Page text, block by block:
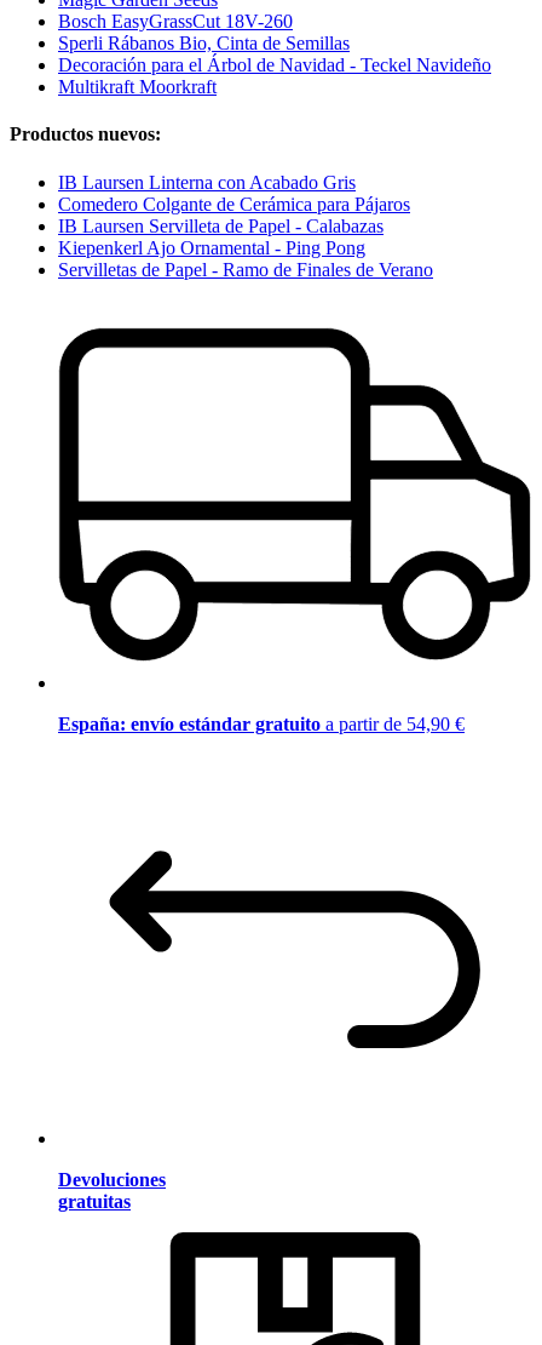
Bosch EasyGrassCut 18V-260
Sperli Rábanos Bio, Cinta de Semillas
Decoración para el Árbol de Navidad - Teckel Navideño
Multikraft Moorkraft
Productos nuevos:
IB Laursen Linterna con Acabado Gris
Comedero Colgante de Cerámica para Pájaros
IB Laursen Servilleta de Papel - Calabazas
Kiepenkerl Ajo Ornamental - Ping Pong
Servilletas de Papel - Ramo de Finales de Verano
España: envío estándar gratuito a partir de 54,90 €
Devoluciones
gratuitas